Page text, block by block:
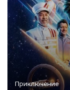
Приключение